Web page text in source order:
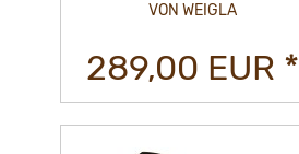
VON WEIGLA
289,00 EUR *